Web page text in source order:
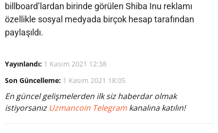
billboard’lardan birinde görülen Shiba Inu reklamı
özellikle sosyal medyada birçok hesap tarafından
paylaşıldı.
Yayınlandı: 1 Kasım 2021 12:38
Son Güncelleme: 1 Kasım 2021 18:05
En güncel gelişmelerden ilk siz haberdar olmak
istiyorsanız Uzmancoin Telegram kanalına katılın!